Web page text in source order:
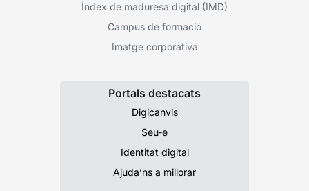
Índex de maduresa digital (IMD)
Campus de formació
Imatge corporativa
Portals destacats
Digicanvis
Seu-e
Identitat digital
Ajuda’ns a millorar